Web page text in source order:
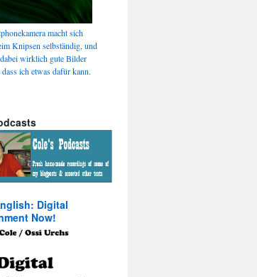
macht sich
Knipsen selbständig, und
wirklich gute Bilder
ich etwas dafür kann.
Digital
Now!